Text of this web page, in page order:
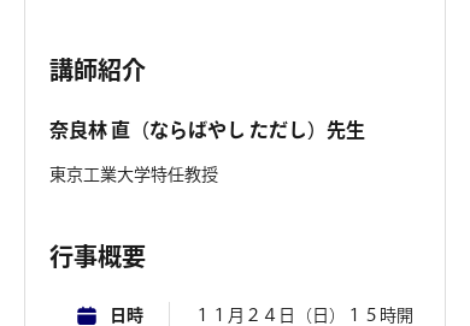
講師紹介
奈良林 直（ならばやし ただし）先生
東京工業大学特任教授
行事概要
日時
１１月２４日（日）１５時開